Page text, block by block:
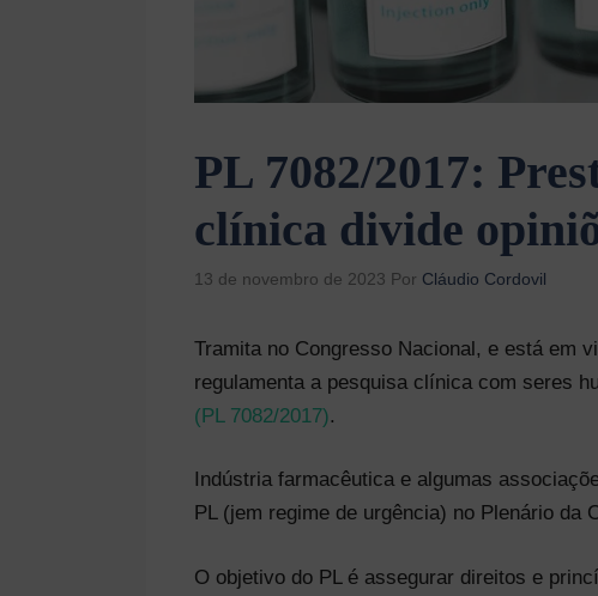
PL 7082/2017:
clínica divide
13 de novembro de 2023 Por Cláudio Cordovil
Tramita no Congresso Nacional, e está em
regulamenta a pesquisa clínica com seres
(PL 7082/2017).
Indústria farmacêutica e algumas
PL (jem regime de urgência) no Plenário da
O objetivo do PL é assegurar direitos e